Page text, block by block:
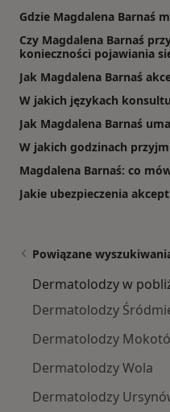
Gdzie Magdalena Barnaś
Czy Magdalena Barnaś
konieczności pojawiania
Jak Magdalena Barnaś
W jakich językach
Jak Magdalena Barnaś
W jakich godzinach
Magdalena Barnaś: co
Jakie ubezpieczenia
Powiązane
Dermatolodzy w
Dermatolodzy
Dermatolodzy
Dermatolodzy Wola
Dermatolodzy